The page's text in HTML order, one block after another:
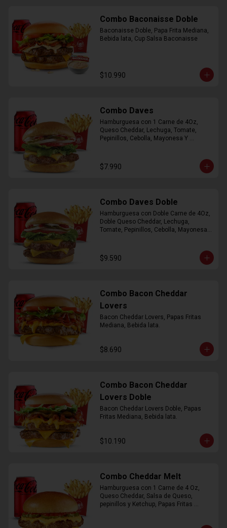
Combo Baconaisse Doble
Baconaisse Doble, Papa Frita Mediana,
Bebida lata, Cup Salsa Baconaisse
$10.990
Combo Daves
Hamburguesa con 1 Carne de 4Oz,
Queso Cheddar, Lechuga, Tomate,
Pepinillos, Cebolla, Mayonesa Y
$7.990
Combo Daves Doble
Hamburguesa con Doble Carne de 4Oz,
Doble Queso Cheddar, Lechuga,
Tomate, Pepinillos, Cebolla, Mayonesa y
$9.590
Combo Bacon Cheddar
Lovers
Bacon Cheddar Lovers, Papas Fritas
Mediana, Bebida lata.
$8.690
Combo Bacon Cheddar
Lovers Doble
Bacon Cheddar Lovers Doble, Papas
Fritas Mediana, Bebida lata.
$10.190
Combo Cheddar Melt
Hamburguesa con 1 Carne de 4 Oz,
Queso Cheddar, Salsa de Queso,
pepinillos y Ketchup, Papas Fritas